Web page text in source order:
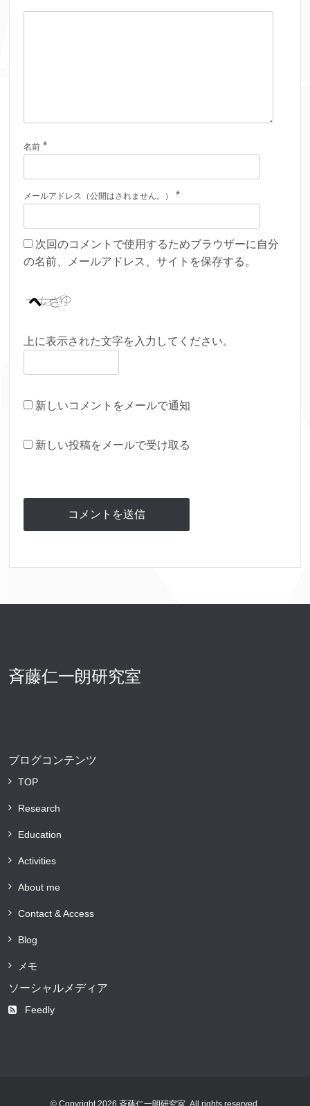
名前 *
メールアドレス（公開はされません。） *
次回のコメントで使用するためブラウザーに自分
の名前、メールアドレス、サイトを保存する。
上に表示された文字を入力してください。
新しいコメントをメールで通知
新しい投稿をメールで受け取る
斉藤仁一朗研究室
ブログコンテンツ
TOP
Research
Education
Activities
About me
Contact & Access
Blog
メモ
ソーシャルメディア
Feedly
© Copyright 2026 斉藤仁一朗研究室. All rights reserved.